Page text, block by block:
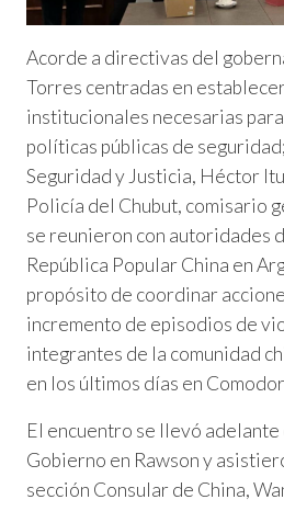
Acorde a directivas del
Torres centradas en
institucionales necesarias
políticas públicas de
Seguridad y Justicia, Héctor
Policía del Chubut, comisario
se reunieron con autoridades
República Popular China en
propósito de coordinar
incremento de episodios de
integrantes de la comunidad
en los últimos días en
El encuentro se llevó adelante
Gobierno en Rawson y
sección Consular de China,